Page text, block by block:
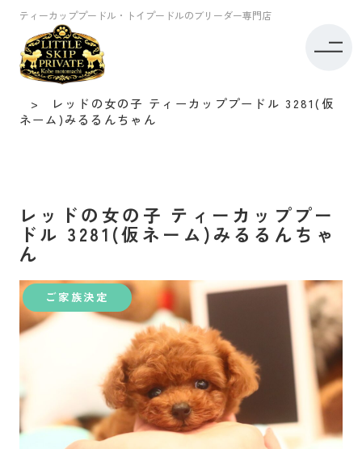
ティーカッププードル・トイプードルのブリーダー専門店
トイプードル専門店リトルスキップ TOP
子犬情報
レッドの女の子 ティーカッププードル 3281(仮
ネーム)みるるんちゃん
レッドの女の子 ティーカッププー
ドル 3281(仮ネーム)みるるんちゃ
ん
ご家族決定